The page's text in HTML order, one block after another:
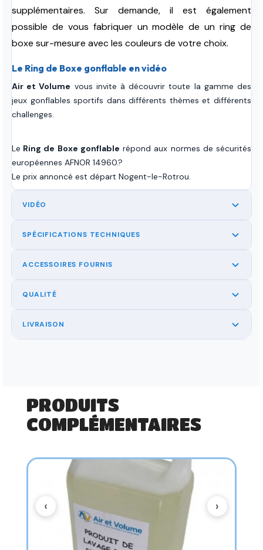
supplémentaires. Sur demande, il est également
possible de vous fabriquer un modèle de un ring de
boxe sur-mesure avec les couleurs de votre choix.
Le Ring de Boxe gonflable en vidéo
Air et Volume vous invite à découvrir toute la gamme des
jeux gonflables sportifs dans différents thèmes et différents
challenges.
Le Ring de Boxe gonflable répond aux normes de sécurités
européennes AFNOR 14960.?
Le prix annoncé est départ Nogent-le-Rotrou.
VIDÉO
SPÉCIFICATIONS TECHNIQUES
ACCESSOIRES FOURNIS
QUALITÉ
LIVRAISON
PRODUITS
COMPLÉMENTAIRES